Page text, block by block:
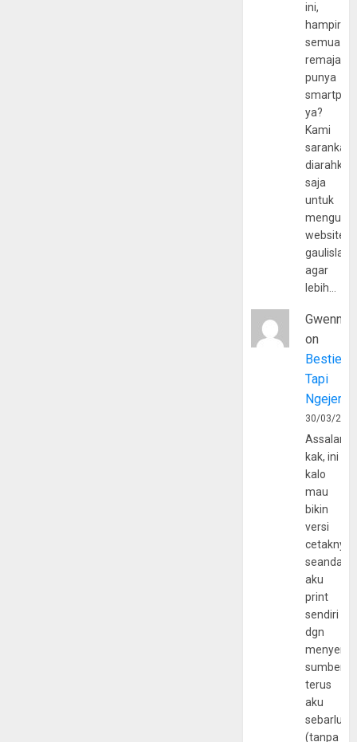
ini,
hampir
semua
remaja
punya
ya?
Kami
sarankan,
diarahkan
saja
untuk
website
agar
lebih…
Gwenny
on
Bestie
Tapi
30/03/
kak, ini
kalo
mau
bikin
versi
cetaknya
aku
print
sendiri
dgn
sumber
terus
aku
(tanpa